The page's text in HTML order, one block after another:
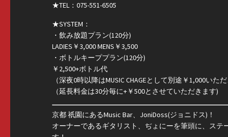
★TEL：075-551-6505
★SYSTEM：
・飲み放題プラン(120分)
LADIES￥3,000 MENS￥3,500
・ボトルキーププラン(120分)
￥2,500+ボトル代
（深夜0時以降はMUSIC CHAGEとして別途￥1,000いただ
（延長料金は30分毎に+￥500とさせていただきます)
京都 祇園にあるMusic Bar、JoniDoss(ジョニドス)！
オーナーであるギタリスト、ぢょにーを筆頭に、ステ